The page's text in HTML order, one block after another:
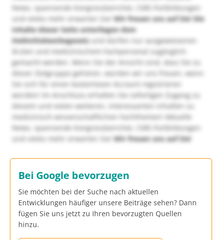
News, spannende Kongressberichte, CME-Fortbildungen
und vieles mehr erwarten Sie!Wir freuen uns auf Sie! Die
Inhalte dieser Seite unterliegen dem
Heilmittelwerbegesetzund dürfen nur ausgewiesenen
Ärzten und medizinischem Fachpersonal zugänglich
gemacht werden. Wenn Sie der Ansicht sind, dass Sie zu
dieser Zielgruppe gehören, würden wir uns freuen, wenn
Sie sich für einen kostenlosen Account registrieren
würden! Im Anschluss erhalten Sie sofortigen Zugang zu
diesem und vielen weiteren, interessanten Inhalten zu
medizinisch-wissenschaftlichen Fachthemen! Aktuelle
News, spannende Kongressberichte, CME-Fortbildungen
und vieles mehr erwarten Sie!Wir freuen uns auf Sie!
Bei Google bevorzugen
Sie möchten bei der Suche nach aktuellen
Entwicklungen häufiger unsere Beiträge sehen? Dann
fügen Sie uns jetzt zu Ihren bevorzugten Quellen
hinzu.